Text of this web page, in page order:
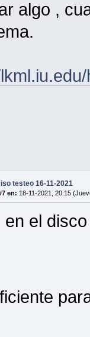
algo ,
testeo 16-11-2021
en: 18-11-2021, 20:15
en el